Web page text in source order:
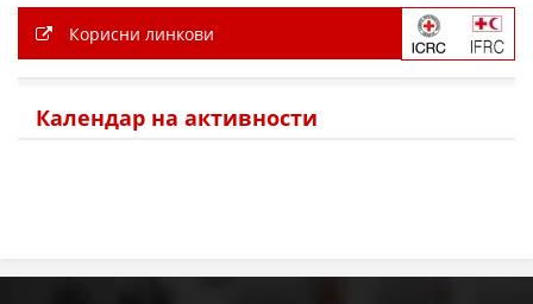
Корисни линкови
Календар на активности